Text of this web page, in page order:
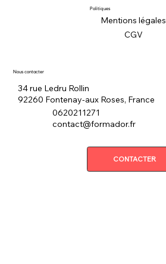
Politiques
Mentions légales
CGV
Nous contacter
34 rue Ledru Rollin
92260 Fontenay-aux Roses, France
0620211271
contact@formador.fr
CONTACTER